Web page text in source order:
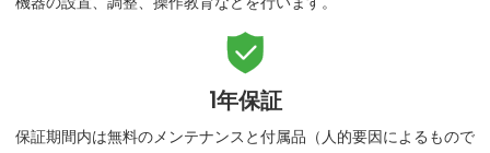

1年保証
保証期間内は無料のメンテナンスと付属品（人的要因によるもので